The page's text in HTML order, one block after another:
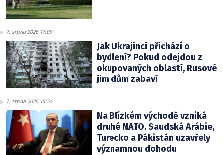
7. srpna 2026 17:09
Jak Ukrajinci přichází o
bydlení? Pokud odejdou z
okupovaných oblastí, Rusové
jim dům zabaví
7. srpna 2026 15:54
Na Blízkém východě vzniká
druhé NATO. Saudská Arábie,
Turecko a Pákistán uzavřely
významnou dohodu